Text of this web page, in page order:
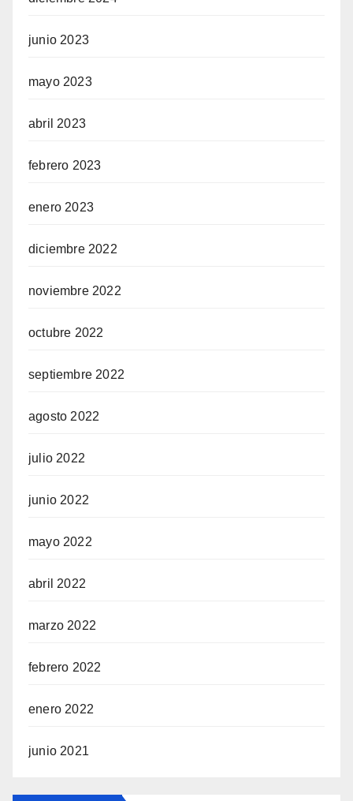
junio 2023
mayo 2023
abril 2023
febrero 2023
enero 2023
diciembre 2022
noviembre 2022
octubre 2022
septiembre 2022
agosto 2022
julio 2022
junio 2022
mayo 2022
abril 2022
marzo 2022
febrero 2022
enero 2022
junio 2021